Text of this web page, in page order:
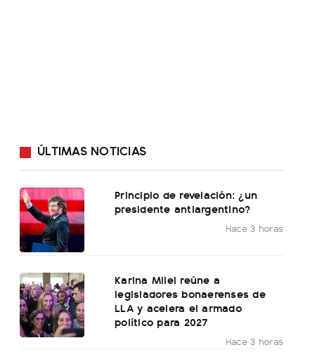
ÚLTIMAS NOTICIAS
Principio de revelación: ¿un
presidente antiargentino?
Hace 3 horas
Karina Milei reúne a
legisladores bonaerenses de
LLA y acelera el armado
político para 2027
Hace 3 horas